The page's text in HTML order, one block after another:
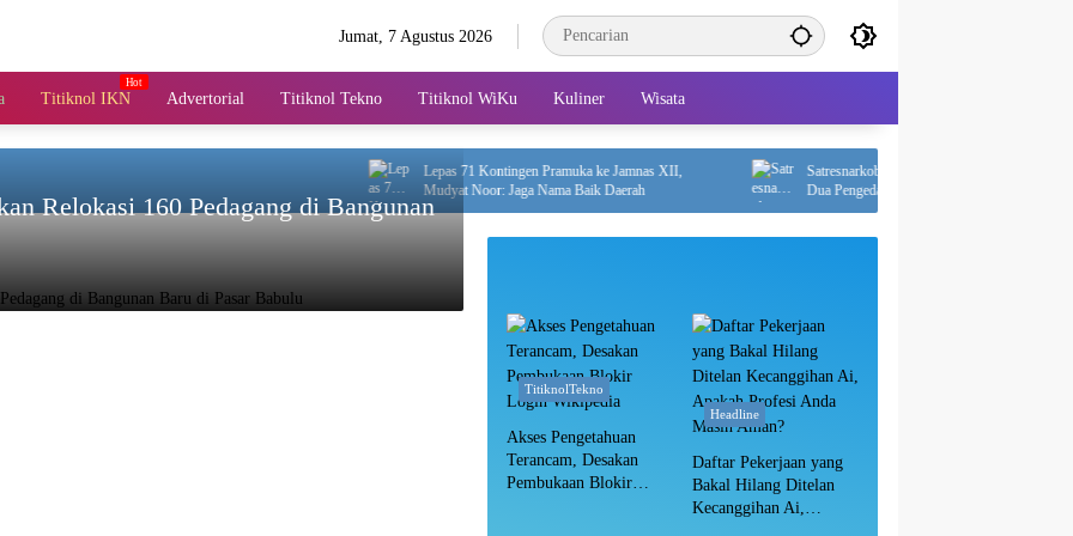
Jumat, 7 Agustus 2026
Titiknol IKN Advertorial Titiknol Tekno Titiknol WiKu Kuliner Wisata
Lepas 71 Kontingen Pramuka ke Jamnas XII,
Mudyat Noor: Jaga Nama Baik Daerah
Satresnarkoba Polres PPU Bongkar Peredaran Sabu,
Dua Pengedar Diciduk dengan 12 Paket Narkotika
Relokasi 160 Pedagang di Bangunan
TitiknolTekno
Akses Pengetahuan
Terancam, Desakan
Pembukaan Blokir
Headline
Daftar Pekerjaan yang
Bakal Hilang Ditelan
Kecanggihan Ai,